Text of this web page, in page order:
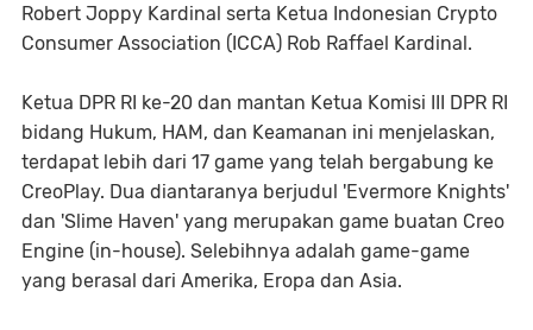
Robert Joppy Kardinal serta Ketua Indonesian Crypto
Consumer Association (ICCA) Rob Raffael Kardinal.
Ketua DPR RI ke-20 dan mantan Ketua Komisi III DPR RI
bidang Hukum, HAM, dan Keamanan ini menjelaskan,
terdapat lebih dari 17 game yang telah bergabung ke
CreoPlay. Dua diantaranya berjudul 'Evermore Knights'
dan 'Slime Haven' yang merupakan game buatan Creo
Engine (in-house). Selebihnya adalah game-game
yang berasal dari Amerika, Eropa dan Asia.